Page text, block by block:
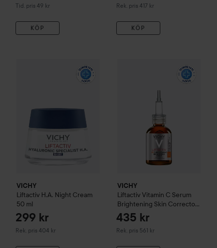
Tid. pris 49 kr
Tidigare pris 49 kr
KÖP
Rek. pris 417 kr
Rekommenderat pris 417 kr
KÖP
VICHY
Liftactiv H.A. Night Cream
50 ml
299 kr
Rek. pris 404 kr
Rekommenderat pris 404 kr
H.A. Night Cream Rekommenderat pris 404 kr
VICHY
LiftactivVitamin C Serum
Brightening Skin Corrector
20 ml20 ml
435 kr
Rek. pris 561 kr
Rekommenderat pris 561 kr
Vitamin C